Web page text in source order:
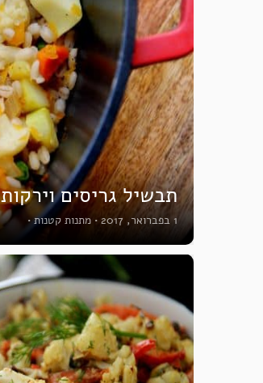
תבשיל גריסים וירקות
1 בפברואר, 2017 • מתנות קטנות •